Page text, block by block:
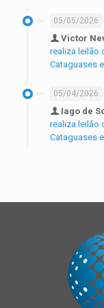
05/05/2026
Victor
realiza leilão
Cataguases
05/04/2026
Iago de
realiza leilão
Cataguases